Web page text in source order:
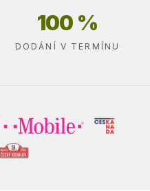
100 %
DODÁNÍ V TERMÍNU